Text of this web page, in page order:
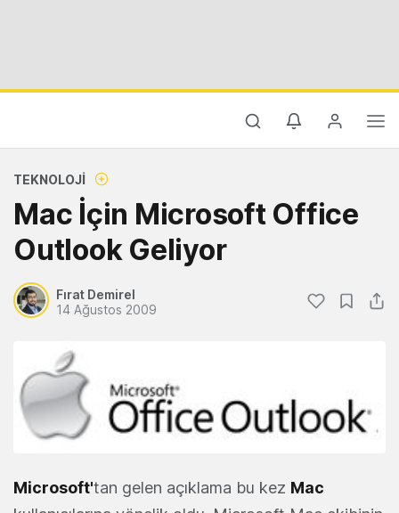
TEKNOLOJI
Mac İçin Microsoft Office
Outlook Geliyor
Fırat Demirel
14 Ağustos 2009
Microsoft'tan gelen açıklama bu kez Mac